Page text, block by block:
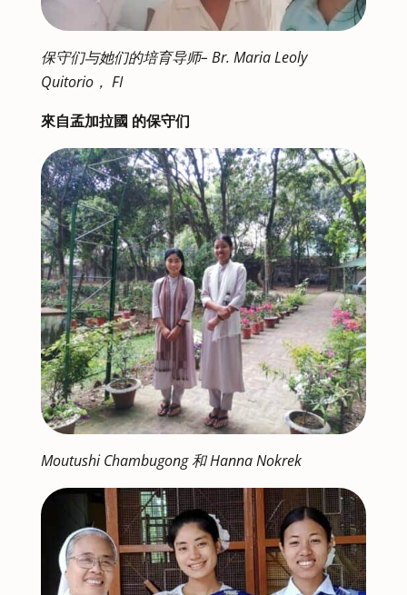
保守们与她们的培育导师– Br. Maria Leoly
Quitorio， FI
來自孟加拉國 的保守们
Moutushi Chambugong 和 Hanna Nokrek